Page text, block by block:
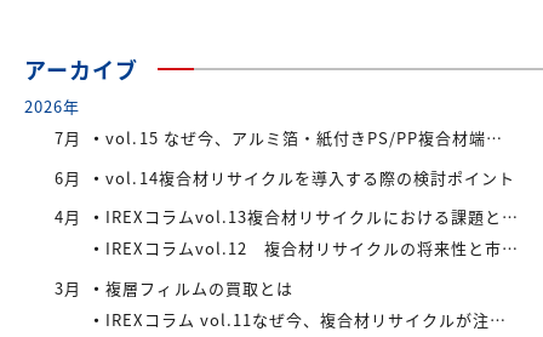
アーカイブ
2026年
7月
vol.15 なぜ今、アルミ箔・紙付きPS/PP複合材端材が注目されているのか
6月
vol.14複合材リサイクルを導入する際の検討ポイント
4月
IREXコラムvol.13複合材リサイクルにおける課題と今後の展望
IREXコラムvol.12 複合材リサイクルの将来性と市場拡大の可能性
3月
複層フィルムの買取とは
IREXコラム vol.11なぜ今、複合材リサイクルが注目されているのか